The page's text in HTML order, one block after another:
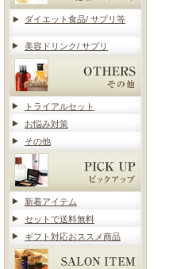
ダイエット食品/ サプリ等
美容ドリンク/ サプリ
トライアルセット
お悩み対策
その他
新着アイテム
セットで送料無料
ギフト対応おススメ商品